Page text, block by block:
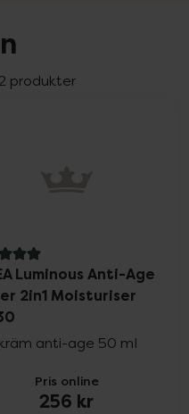
produkter
i omdöme
Luminous Anti-Age
2in1 Moisturiser
anti-age 50 ml
Pris online
256 kr